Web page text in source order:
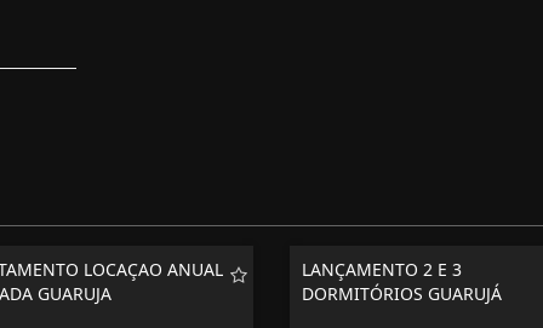
LOCAÇAO ANUAL
GUARUJA
LANÇAMENTO 2 E 3
DORMITÓRIOS GUARUJÁ